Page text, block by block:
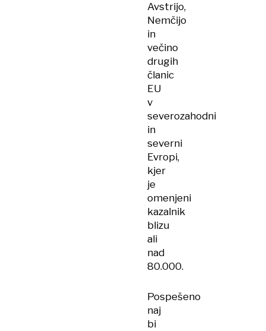
Avstrijo,
Nemčijo
in
večino
drugih
članic
EU
v
severozahodni
in
severni
Evropi,
kjer
je
omenjeni
kazalnik
blizu
ali
nad
80.000.
Pospešeno
naj
bi